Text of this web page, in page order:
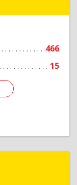
466
15
Подробнее
А-Софт